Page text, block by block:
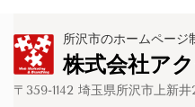
所沢市のホームページ
株式会社ア
〒359-1142 埼玉県所沢市上新井